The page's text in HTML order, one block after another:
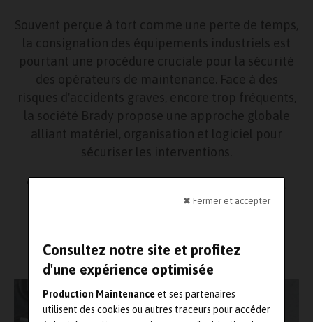
✖ Fermer et accepter
Consultez notre site et profitez
d'une expérience optimisée
Production Maintenanceet ses partenaires
utilisent des cookies ou autres traceurs pour accéder
Souvent perçue à tort comme une perte de temps,
la consignation des équipements industriels est
pourtant une procédure cruciale pour la sécurité
des opérateurs de maintenance. Face à des
risques d'accidents graves, encore trop fréquents,
la société Brady propose une approche globale
alliant matériel, organisation et logiciel pour
sécuriser les interventions.
9 juin 2026
Production / fabrication,Sécurité / EPI